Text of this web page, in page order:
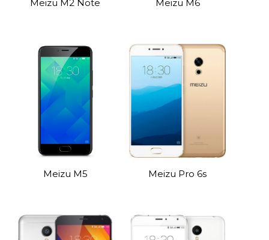
Meizu M2 Note Meizu M6
Meizu M5 Meizu Pro 6s